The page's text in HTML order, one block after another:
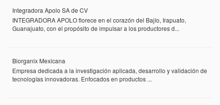
Integradora Apolo SA de CV
INTEGRADORA APOLO florece en el corazón del Bajío, Irapuato,
Guanajuato, con el propósito de impulsar a los productores d...
Biorganix Mexicana
Empresa dedicada a la investigación aplicada, desarrollo y validación de
tecnologías innovadoras. Enfocados en productos ...